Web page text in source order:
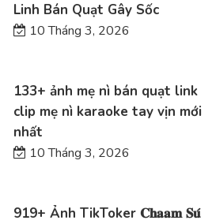
Linh Bán Quạt Gây Sốc
10 Tháng 3, 2026
133+ ảnh mẹ nì bán quạt link
clip mẹ nì karaoke tay vịn mới
nhất
10 Tháng 3, 2026
919+ Ảnh TikToker 𝐂𝐡𝐚𝐚𝐦 𝐒𝐮́